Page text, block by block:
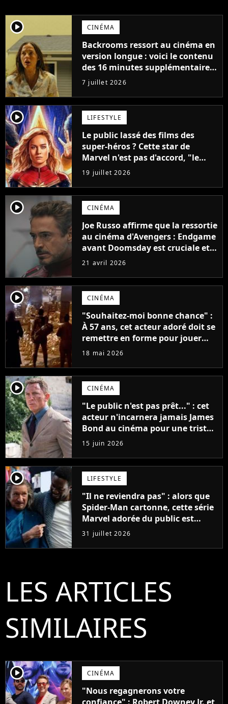
player2 CINÉMA
Backrooms ressort au cinéma en
version longue : voici le contenu
des 16 minutes supplémentaires
!
7 juillet 2026
player2 LIFESTYLE
Le public lassé des films des
super-héros ? Cette star de
Marvel n'est pas d'accord, "le
niveau d'exigence est plus élevé"
19 juillet 2026
player2 CINÉMA
Joe Russo affirme que la ressortie
au cinéma d'Avengers : Endgame
avant Doomsday est cruciale et
va "créer un lien unique"
21 avril 2026
player2 CINÉMA
"Souhaitez-moi bonne chance" :
À 57 ans, cet acteur adoré doit se
remettre en forme pour jouer
dans cette suite très attendue au
18 mai 2026
player2 CINÉMA
"Le public n'est pas prêt..." : cet
acteur n'incarnera jamais James
Bond au cinéma pour une triste
raison
15 juin 2026
player2 LIFESTYLE
"Il ne reviendra pas" : alors que
Spider-Man cartonne, cette série
Marvel adorée du public est
annulée à la surprise générale
31 juillet 2026
LES ARTICLES
SIMILAIRES
player2 CINÉMA
"Nous regagnerons votre